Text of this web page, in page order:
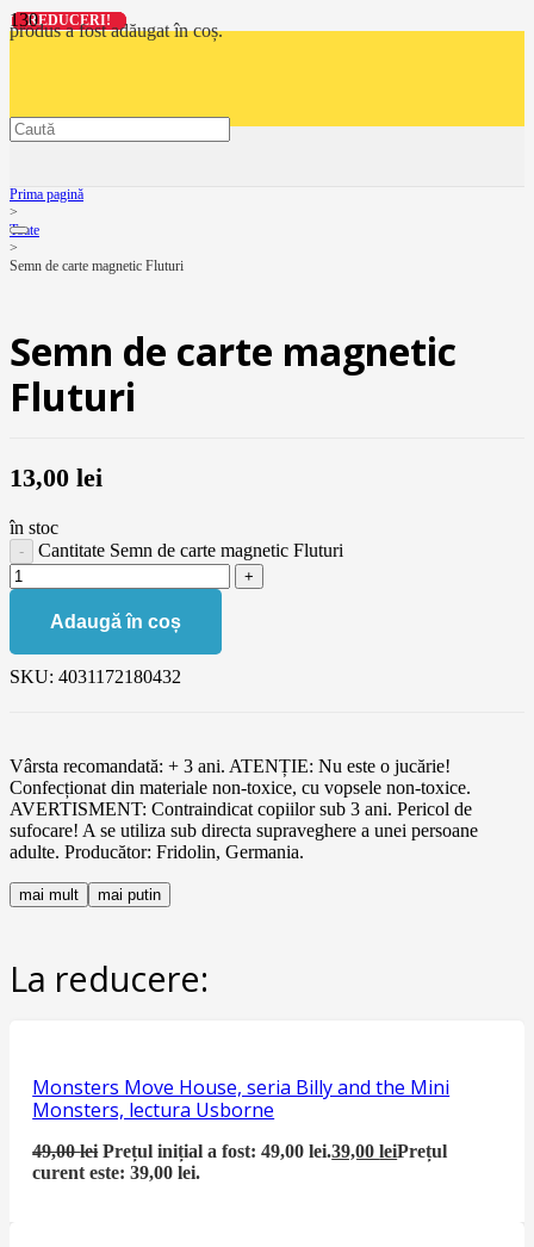
produsa fost adăugat în coș.
Prima pagină
>
Toate
>
Semn de carte magnetic Fluturi
Semn de carte magnetic
Fluturi
13,00 lei
în stoc
Cantitate Semn de carte magnetic Fluturi
Adaugă în coș
SKU: 4031172180432
Vârsta recomandată: + 3 ani. ATENȚIE: Nu este o jucărie!
Confecționat din materiale non-toxice, cu vopsele non-toxice.
AVERTISMENT: Contraindicat copiilor sub 3 ani. Pericol de
sufocare! A se utiliza sub directa supraveghere a unei persoane
adulte. Producător: Fridolin, Germania.
mai mult mai putin
La reducere:
REDUCERI!
Monsters Move House, seria Billy and the Mini
Monsters, lectura Usborne
49,00lei Prețul inițial a fost: 49,00 lei.39,00leiPrețul
curent este: 39,00 lei.
REDUCERI!
REDUCERI!
REDUCERI!